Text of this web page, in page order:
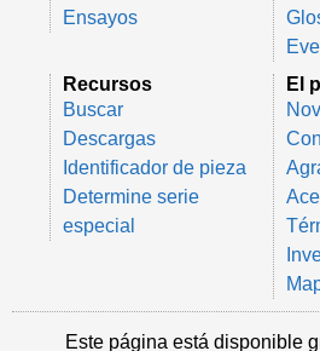
Ensayos
Recursos
Buscar
Descargas
Identificador de pieza
Determine serie
especial
El
Este página está disponible